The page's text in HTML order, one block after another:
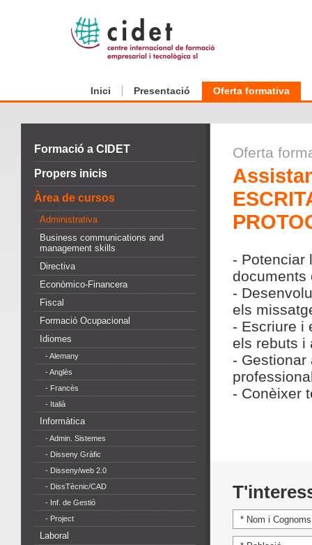
Inici Presentació Oferta formativa
Formació a CIDET
Propers inicis
Àrea de cursos
Administrativa
Business communications and
management skills
Directiva
Econòmico-Financera
Fiscal
Formació Ocupacional
Idiomes
- Alemany
- Anglès
- Francès
- Italià
Informàtica
- Admin. Sistemes
- Disseny Gràfic
- Disseny/web 2.0
- DissTècnic/CAD
- Inf. de Gestió
- Project
Laboral
Oferta
- Potenciar
documents
-
els
- Escriure i
els rebuts i
-
- Conèixer